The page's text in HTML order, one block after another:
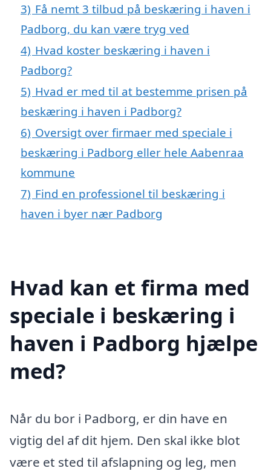
3) Få nemt 3 tilbud på beskæring i haven i
Padborg, du kan være tryg ved
4) Hvad koster beskæring i haven i
Padborg?
5) Hvad er med til at bestemme prisen på
beskæring i haven i Padborg?
6) Oversigt over firmaer med speciale i
beskæring i Padborg eller hele Aabenraa
kommune
7) Find en professionel til beskæring i
haven i byer nær Padborg
Hvad kan et firma med
speciale i beskæring i
haven i Padborg hjælpe
med?
Når du bor i Padborg, er din have en
vigtig del af dit hjem. Den skal ikke blot
være et sted til afslapning og leg, men